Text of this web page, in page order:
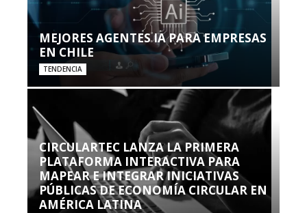
MEJORES AGENTES IA PARA EMPRESAS
EN CHILE
TENDENCIA
CIRCULARTEC LANZA LA PRIMERA
PLATAFORMA INTERACTIVA PARA
MAPEAR E INTEGRAR INICIATIVAS
PÚBLICAS DE ECONOMÍA CIRCULAR EN
AMÉRICA LATINA